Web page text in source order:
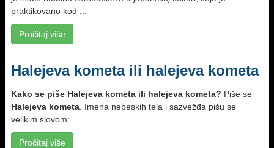
praktikovano kod ...
Pročitaj više
Halejeva kometa ili halejeva kometa
Kako se piše Halejeva kometa ili halejeva kometa? Piše se
Halejeva kometa . Imena nebeskih tela i sazvežđa pišu se
velikim slovom: ...
Pročitaj više